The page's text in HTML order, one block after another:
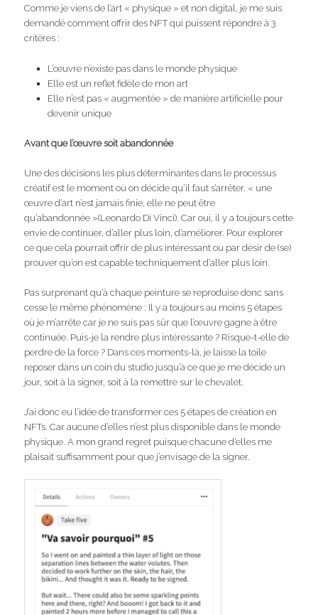
Comme je viens de l’art « physique » et non digital, je me suis
demandé comment offrir des NFT qui puissent répondre à 3
critères :
L’œuvre n’existe pas dans le monde physique
Elle est un reflet fidèle de mon art
Elle n’est pas « augmentée » de manière artificielle pour
devenir unique
Avant que l’œuvre soit abandonnée
Une des décisions les plus déterminantes dans le processus
créatif est le moment où on décide qu’il faut s’arrêter. « une
œuvre d’art n’est jamais finie, elle ne peut être
qu’abandonnée »(Leonardo Di Vinci). Car oui, il y a toujours cette
envie de continuer, d’aller plus loin, d’améliorer. Pour explorer
ce que cela pourrait offrir de plus intéressant ou par désir de (se)
prouver qu’on est capable techniquement d’aller plus loin.
Pas surprenant qu’à chaque peinture se reproduise donc sans
cesse le même phénomène : Il y a toujours au moins 5 étapes
où je m’arrête car je ne suis pas sûr que l’œuvre gagne à être
continuée. Puis-je la rendre plus intéressante ? Risque-t-elle de
perdre de la force ? Dans ces moments-là, je laisse la toile
reposer dans un coin du studio jusqu’à ce que je me décide un
jour, soit à la signer, soit à la remettre sur le chevalet.
J’ai donc eu l’idée de transformer ces 5 étapes de création en
NFTs. Car aucune d’elles n’est plus disponible dans le monde
physique. A mon grand regret puisque chacune d’elles me
plaisait suffisamment pour que j’envisage de la signer.